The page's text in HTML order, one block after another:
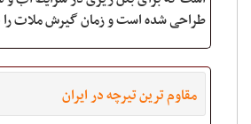
مقاوم ترین تیرچه در ایران